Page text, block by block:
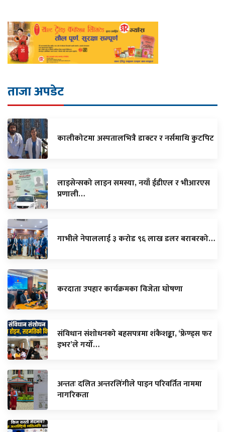
ताजा अपडेट
कालीकोटमा अस्पतालभित्रै डाक्टर र नर्समाथि कुटपिट
लाइसेन्सको लाइन समस्या, नयाँ ईडीएल र भीआरएस
प्रणाली…
गाभीले नेपाललाई ३ करोड ९६ लाख डलर बराबरको…
करदाता उपहार कार्यक्रमका विजेता घाेषणा
संविधान संशोधनको बहसपत्रमा शंकैशङ्का, ‘फ्रेण्ड्स फर
इभर’ले गर्यो…
अन्ततः दलित अन्तरलिंगीले पाइन परिवर्तित नाममा
नागरिकता